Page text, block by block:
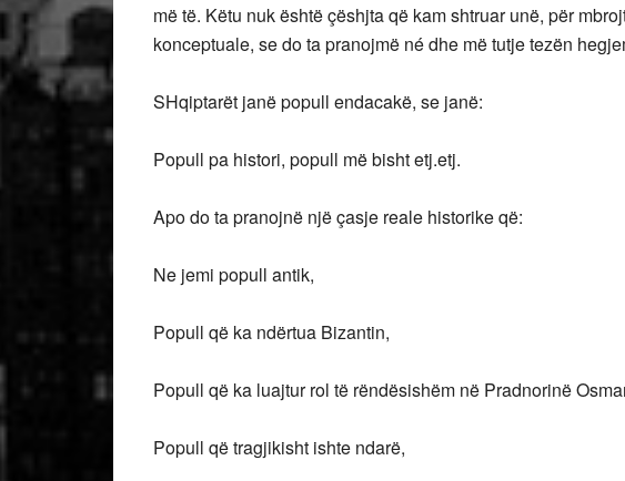
më të. Këtu nuk është çëshjta që kam shtruar unë, për
konceptuale, se do ta pranojmë né dhe më tutje tezën
SHqiptarët janë popull endacakë, se janë:
Popull pa histori, popull më bisht etj.etj.
Apo do ta pranojnë një çasje reale historike që:
Ne jemi popull antik,
Popull që ka ndërtua Bizantin,
Popull që ka luajtur rol të rëndësishëm në Pradnorinë
Popull që tragjikisht ishte ndarë,